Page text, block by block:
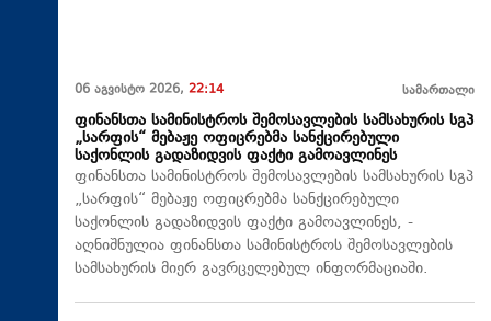
06 აგვისტო 2026, 22:14 სამართალი
ფინანსთა სამინისტროს შემოსავლების სამსახურის სგპ
„სარფის“ მებაჟე ოფიცრებმა სანქცირებული
საქონლის გადაზიდვის ფაქტი გამოავლინეს
ფინანსთა სამინისტროს შემოსავლების სამსახურის სგპ
„სარფის“ მებაჟე ოფიცრებმა სანქცირებული
საქონლის გადაზიდვის ფაქტი გამოავლინეს, -
აღნიშნულია ფინანსთა სამინისტროს შემოსავლების
სამსახურის მიერ გავრცელებულ ინფორმაციაში.